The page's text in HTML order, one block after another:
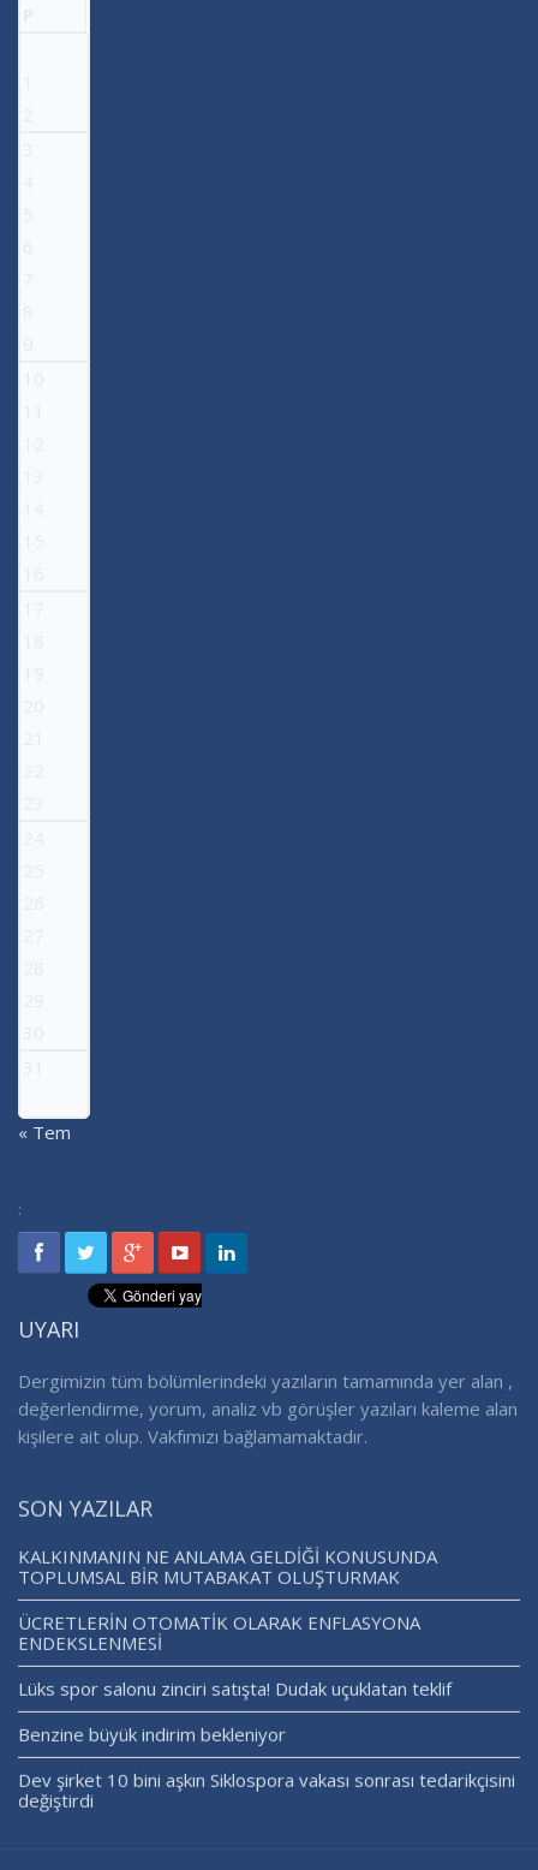
P
1
2
3
4
5
6
7
8
9
10
11
12
13
14
15
16
17
18
19
20
21
22
23
24
25
26
27
28
29
30
31
« Tem
:
UYARI
Dergimizin tüm bölümlerindeki yazıların tamamında yer alan ,
değerlendirme, yorum, analiz vb görüşler yazıları kaleme alan
kişilere ait olup. Vakfımızı bağlamamaktadır.
SON YAZILAR
KALKINMANIN NE ANLAMA GELDİĞİ KONUSUNDA
TOPLUMSAL BİR MUTABAKAT OLUŞTURMAK
ÜCRETLERİN OTOMATİK OLARAK ENFLASYONA
ENDEKSLENMESİ
Lüks spor salonu zinciri satışta! Dudak uçuklatan teklif
Benzine büyük indirim bekleniyor
Dev şirket 10 bini aşkın Siklospora vakası sonrası tedarikçisini
değiştirdi